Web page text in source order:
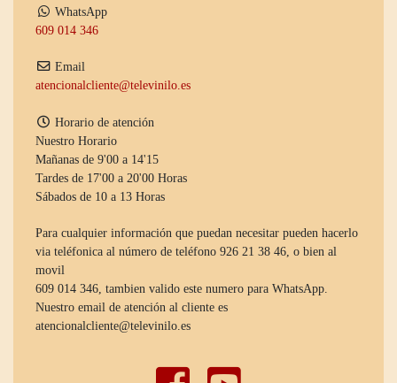
WhatsApp
609 014 346
Email
atencionalcliente@televinilo.es
Horario de atención
Nuestro Horario
Mañanas de 9'00 a 14'15
Tardes de 17'00 a 20'00 Horas
Sábados de 10 a 13 Horas
Para cualquier información que puedan necesitar pueden hacerlo
via teléfonica al número de teléfono 926 21 38 46, o bien al
movil
609 014 346, tambien valido este numero para WhatsApp.
Nuestro email de atención al cliente es
atencionalcliente@televinilo.es